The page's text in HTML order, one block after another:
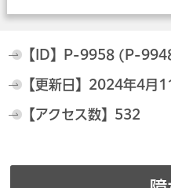
【ID】 P-9958 (P-
【更新日】 2024年4月
【アクセス数】 532